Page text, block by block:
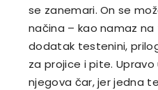
se zanemari. On se
načina – kao namaz
dodatak testenini,
za projice i pite.
njegova čar, jer jedna